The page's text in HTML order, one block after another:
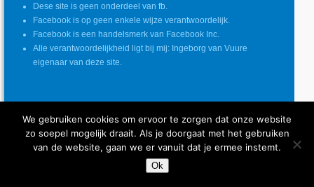
Dese site is geen onderdeel van fb.
Facebook is op geen enkele wijze verantwoordelijk.
Facebook is een handelsmerk van Facebook Inc.
Alle verantwoordelijkheid ligt bij mij: Ingeborg van Vuure
eigenaar van deze site.
© COPYRIGHT SCHILDERLES ONLINE
INGEBORG VAN VUURE
We gebruiken cookies om ervoor te zorgen dat onze website
zo soepel mogelijk draait. Als je doorgaat met het gebruiken
van de website, gaan we er vanuit dat je ermee instemt.
Ok